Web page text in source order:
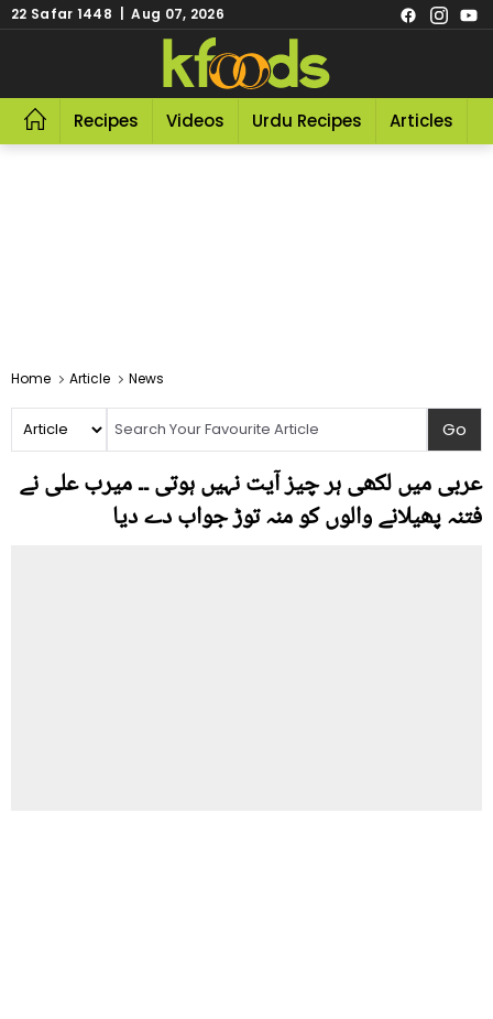
22 Safar 1448 | Aug 07, 2026
Recipes Videos Urdu Recipes Articles
Home Article News
عربی میں لکھی ہر چیز آیت نہیں ہوتی ۔۔ میرب علی نے
فتنہ پھیلانے والوں کو منہ توڑ جواب دے دیا